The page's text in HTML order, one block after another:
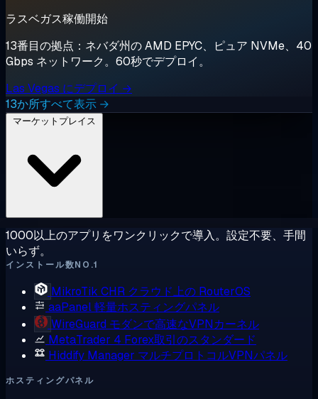
ラスベガス稼働開始
13番目の拠点：ネバダ州の AMD EPYC、ピュア NVMe、40
Gbps ネットワーク。60秒でデプロイ。
Las Vegas にデプロイ →
13か所すべて表示 →
1000以上のアプリをワンクリックで導入。設定不要、手間
いらず。
インストール数NO.1
MikroTik CHR クラウド上の RouterOS
aaPanel軽量ホスティングパネル
WireGuard モダンで高速なVPNカーネル
MetaTrader 4 Forex取引のスタンダード
Hiddify Manager マルチプロトコルVPNパネル
ホスティングパネル